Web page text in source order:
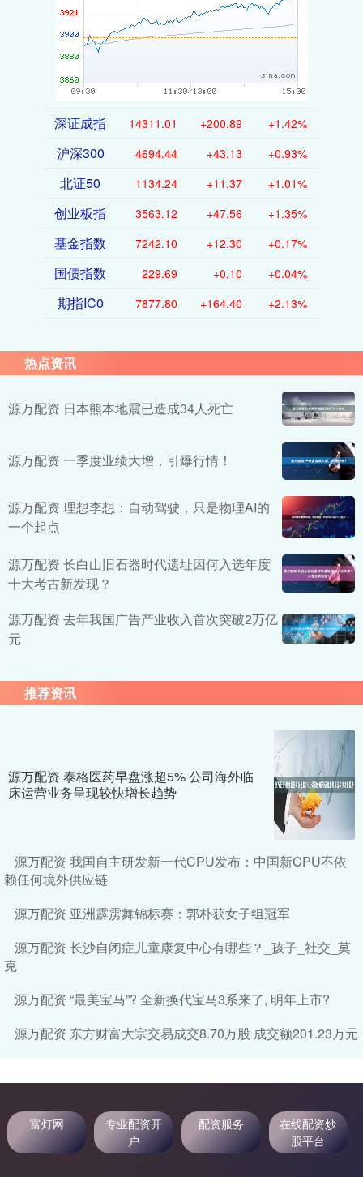
深证成指 14311.01 +200.89 +1.42%
沪深300 4694.44 +43.13 +0.93%
北证50 1134.24 +11.37 +1.01%
创业板指 3563.12 +47.56 +1.35%
基金指数 7242.10 +12.30 +0.17%
国债指数 229.69 +0.10 +0.04%
期指IC0 7877.80 +164.40 +2.13%
热点资讯
源万配资 日本熊本地震已造成34人死亡
源万配资 一季度业绩大增，引爆行情！
源万配资 理想李想：自动驾驶，只是物理AI的
一个起点
源万配资 长白山旧石器时代遗址因何入选年度
十大考古新发现？
源万配资 去年我国广告产业收入首次突破2万亿
元
推荐资讯
源万配资 泰格医药早盘涨超5% 公司海外临
床运营业务呈现较快增长趋势
源万配资 我国自主研发新一代CPU发布：中国新CPU不依
赖任何境外供应链
源万配资 亚洲霹雳舞锦标赛：郭朴获女子组冠军
源万配资 长沙自闭症儿童康复中心有哪些？_孩子_社交_莫
克
源万配资 “最美宝马”? 全新换代宝马3系来了, 明年上市?
源万配资 东方财富大宗交易成交8.70万股 成交额201.23万元
富灯网
专业配资开
户
配资服务
在线配资炒
股平台